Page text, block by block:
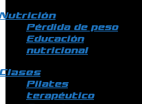
Pérdida de peso
Educación
nutricional
Pilates
terapéutico